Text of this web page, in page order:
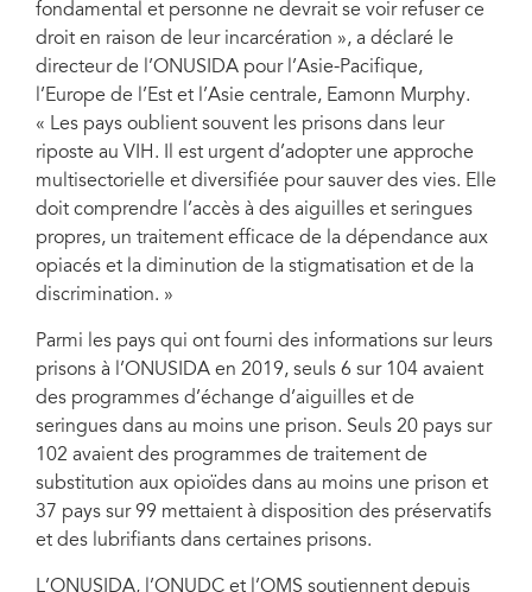
fondamental et personne ne devrait se voir refuser ce
droit en raison de leur incarcération », a déclaré le
directeur de l’ONUSIDA pour l’Asie-Pacifique,
l’Europe de l’Est et l’Asie centrale, Eamonn Murphy.
« Les pays oublient souvent les prisons dans leur
riposte au VIH. Il est urgent d’adopter une approche
multisectorielle et diversifiée pour sauver des vies. Elle
doit comprendre l’accès à des aiguilles et seringues
propres, un traitement efficace de la dépendance aux
opiacés et la diminution de la stigmatisation et de la
discrimination. »
Parmi les pays qui ont fourni des informations sur leurs
prisons à l’ONUSIDA en 2019, seuls 6 sur 104 avaient
des programmes d’échange d’aiguilles et de
seringues dans au moins une prison. Seuls 20 pays sur
102 avaient des programmes de traitement de
substitution aux opioïdes dans au moins une prison et
37 pays sur 99 mettaient à disposition des préservatifs
et des lubrifiants dans certaines prisons.
L’ONUSIDA, l’ONUDC et l’OMS soutiennent depuis